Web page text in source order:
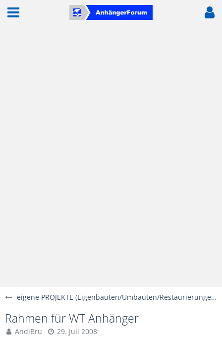
eigene PROJEKTE (Eigenbauten/Umbauten/Restaurierungen)
Rahmen für WT Anhänger
AndiBru 29. Juli 2008